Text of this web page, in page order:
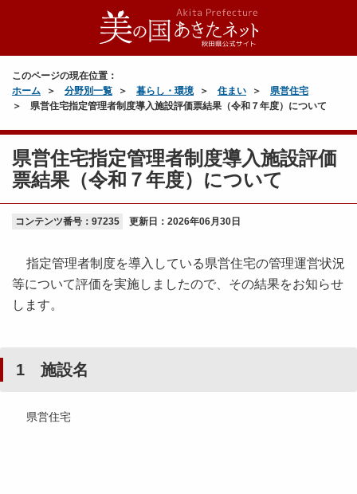
このページの現在位置：
ホーム
分野別一覧 暮らし・環境 住まい
県営住宅
県営住宅指定管理者制度導入施設評価票結果（令和７年度）について
県営住宅指定管理者制度導入施設評価
票結果（令和７年度）について
コンテンツ番号：97235 更新日： 2026年06月30日
指定管理者制度を導入している県営住宅の管理運営状況
等について評価を実施しましたので、その結果をお知らせ
します。
1 施設名
県営住宅